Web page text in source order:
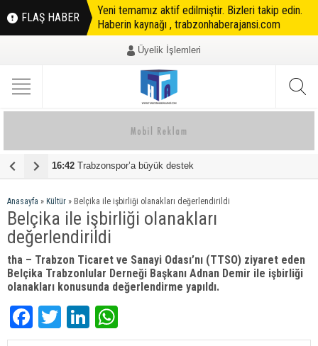
FLAŞ HABER
Yeni temamız aktif edilmiştir. Bizleri takip edin.
Haberin kaynağı , trabzonhaberajansi.com
Üyelik İşlemleri
büyük destek
Anasayfa » Kültür » Belçika ile işbirliği olanakları değerlendirildi
Belçika ile işbirliği olanakları
değerlendirildi
tha – Trabzon Ticaret ve Sanayi Odası’nı (TTSO) ziyaret eden
Belçika Trabzonlular Derneği Başkanı Adnan Demir ile işbirliği
olanakları konusunda değerlendirme yapıldı.
Facebook
TwitterLinkedIn